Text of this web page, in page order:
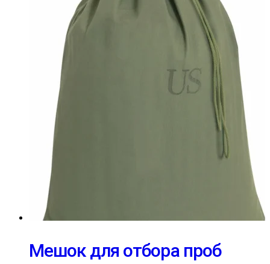
Мешок для отбора проб